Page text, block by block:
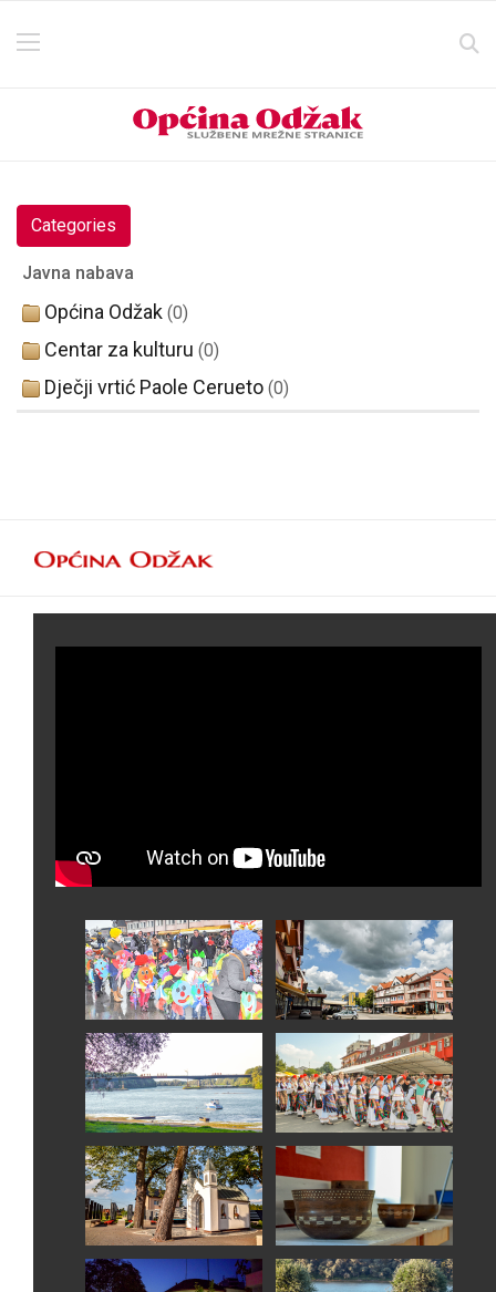
Categories
Javna nabava
Općina Odžak (0)
Centar za kulturu (0)
Dječji vrtić Paole Cerueto (0)